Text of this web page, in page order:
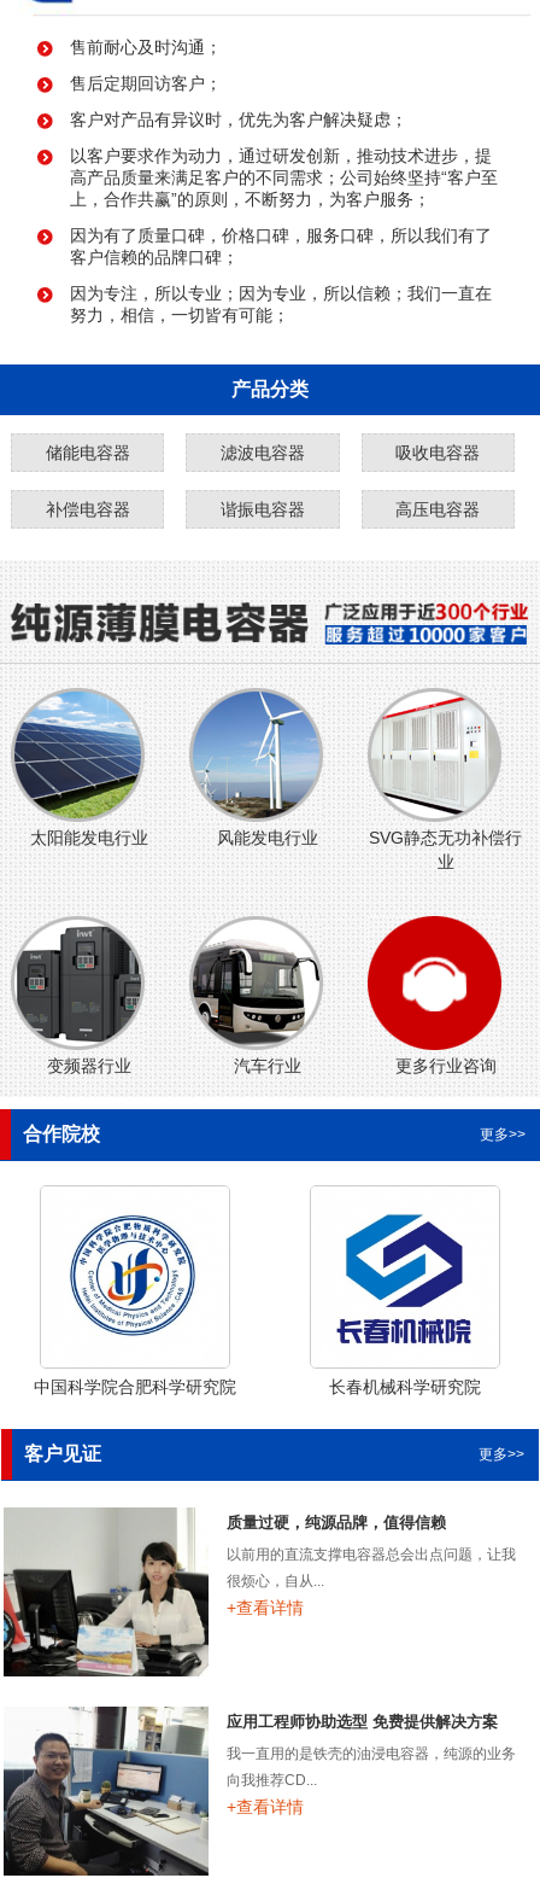
售前耐心及时沟通；
售后定期回访客户；
客户对产品有异议时，优先为客户解决疑虑；
以客户要求作为动力，通过研发创新，推动技术进步，提
高产品质量来满足客户的不同需求；公司始终坚持“客户至
上，合作共赢”的原则，不断努力，为客户服务；
因为有了质量口碑，价格口碑，服务口碑，所以我们有了
客户信赖的品牌口碑；
因为专注，所以专业；因为专业，所以信赖；我们一直在
努力，相信，一切皆有可能；
产品分类
储能电容器 滤波电容器 吸收电容器
补偿电容器 谐振电容器 高压电容器
太阳能发电行业 风能发电行业
SVG静态无功补偿行
业
变频器行业 汽车行业 更多行业咨询
合作院校 更多>>
中国科学院合肥科学研究院 长春机械科学研究院
客户见证 更多>>
质量过硬，纯源品牌，值得信赖
以前用的直流支撑电容器总会出点问题，让我
很烦心，自从...
+查看详情
应用工程师协助选型 免费提供解决方案
我一直用的是铁壳的油浸电容器，纯源的业务
向我推荐CD...
+查看详情